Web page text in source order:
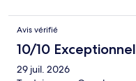
Avis vérifié
10/10 Exceptionnel
29 juil. 2026